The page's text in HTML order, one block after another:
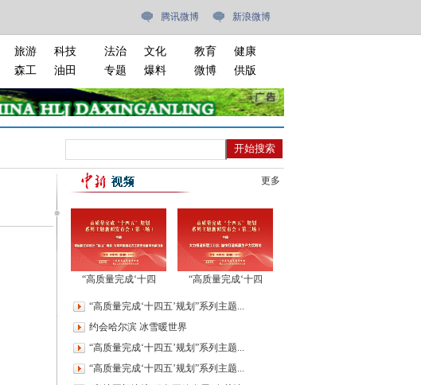
腾讯微博 新浪微博
旅游
科技
森工
油田
法治
文化
专题
爆料
教育
健康
微博
供版
更多
“高质量完成‘十四
发布会（第三场）
“高质量完成‘十四
发布会（第二场）
“高质量完成‘十四五’规划”系列主题...
约会哈尔滨 冰雪暖世界
“高质量完成‘十四五’规划”系列主题...
“高质量完成‘十四五’规划”系列主题...